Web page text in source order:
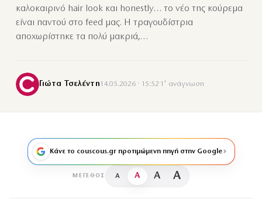
καλοκαιρινό hair look και honestly… το νέο της κούρεμα
είναι παντού στο feed μας. Η τραγουδίστρια
αποχωρίστηκε τα πολύ μακριά,…
Γιώτα Τσελέντη14.05.2026 · 15:52·1′ ανάγνωση
Κάνε το couscous.gr προτιμώμενη πηγή στην Google
ΜΈΓΕΘΟΣ A A A A